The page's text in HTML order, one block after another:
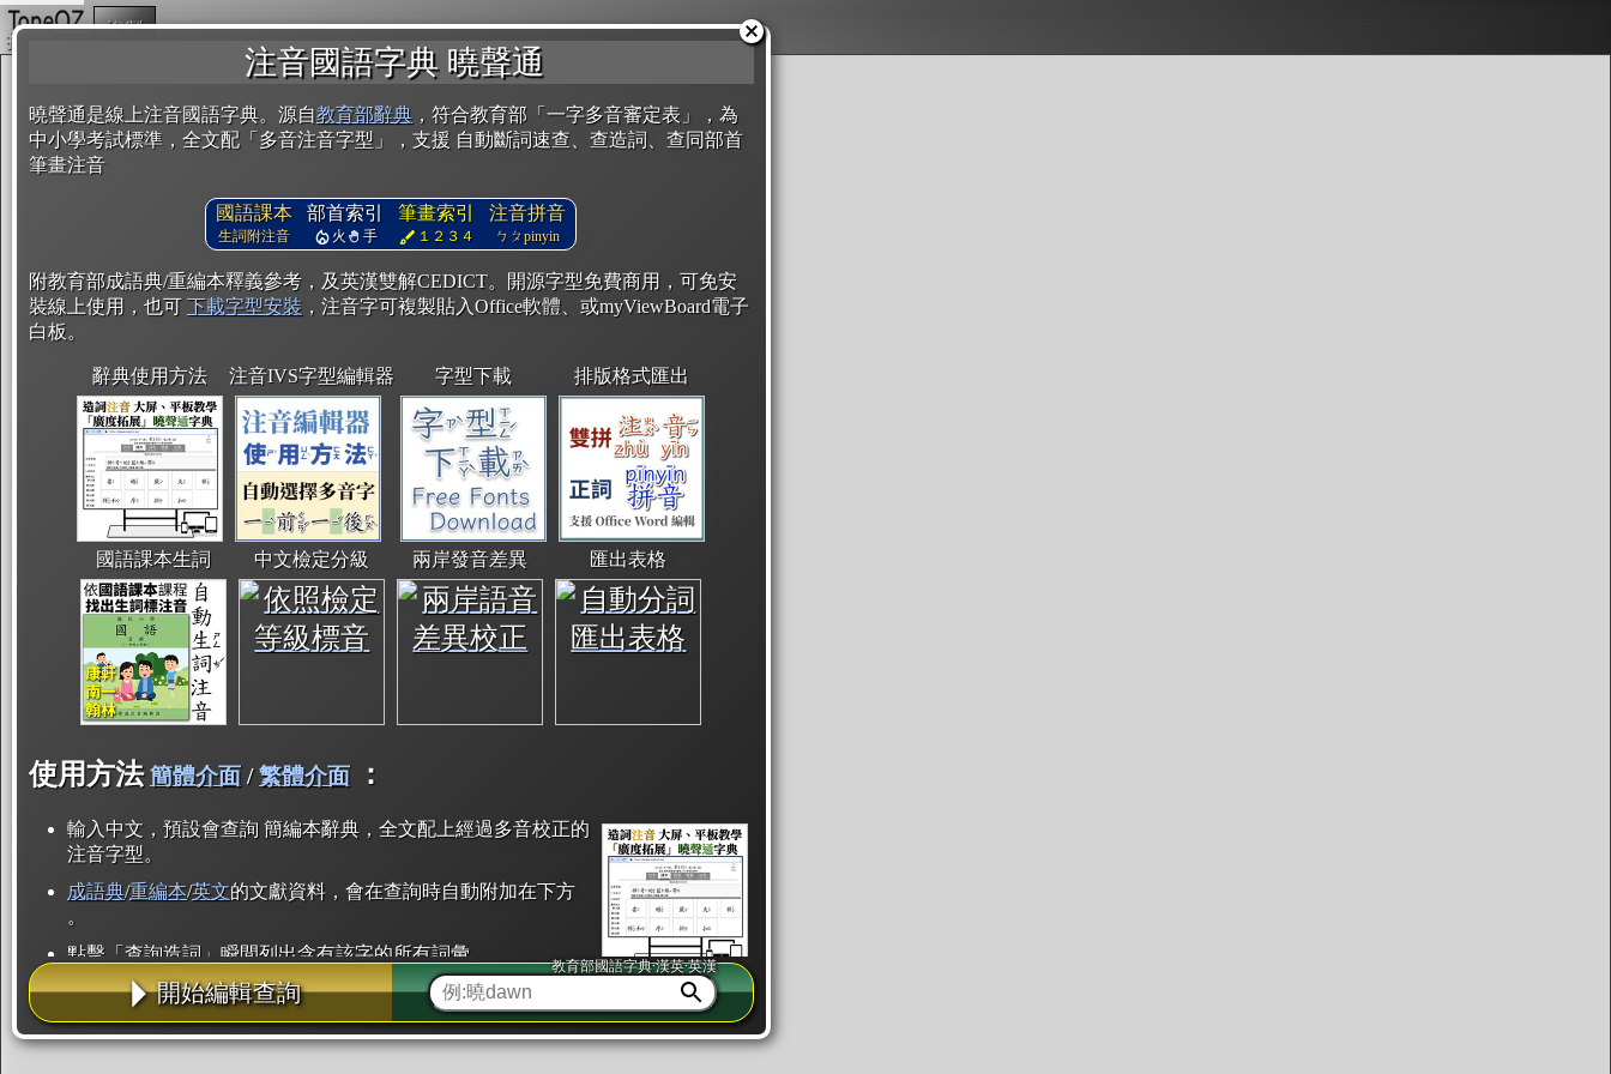
注音國語字典 曉聲通
曉聲通是線上注音國語字典。源自教育部辭典 ，符合教育部「一字多音審定表」，為
中小學考試標準，全文配「多音注音字型」，支援 自動斷詞速查、查造詞、查同部首
筆畫注音
國語課本
生詞附注音
部首索引
火 手
筆畫索引
１２３４
注音拼音
ㄅㄆpinyin
附教育部成語典/重編本釋義參考，及英漢雙解CEDICT。開源字型免費商用，可免安
裝線上使用，也可 下載字型安裝 ，注音字可複製貼入Office軟體、或myViewBoard電子
白板。
辭典使用方法 注音IVS字型編輯器 字型下載 排版格式匯出
國語課本生詞 中文檢定分級 兩岸發音差異 匯出表格
使用方法 簡體介面/繁體介面 ：
輸入中文，預設會查詢 簡編本辭典，全文配上經過多音校正的
注音字型。
成語典/重編本/英文的文獻資料，會在查詢時自動附加在下方
。
點擊「查詢造詞」瞬間列出含有該字的所有詞彙。
點「部首」瞬間列出所有「同部首字」。也支援查詢「同注音」或「同筆畫」。
辭典解釋的全文都經過自動斷詞，點擊便可瞬間「連續查詢」此字詞的解釋，不
用手動重複輸入。
開始編輯查詢
教育部國語字典·漢英·英漢
複製